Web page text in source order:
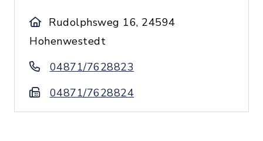
Rudolphsweg 16, 24594
Hohenwestedt
04871/7628823
04871/7628824